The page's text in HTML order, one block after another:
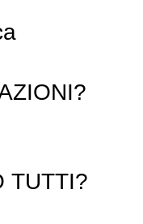
TUTTI?